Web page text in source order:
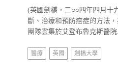
(英國劍橋，二○○四年四月十
斷、治療和預防癌症的方法
團隊雲集於艾登布魯克斯醫院
醫療 英國 劍橋大學